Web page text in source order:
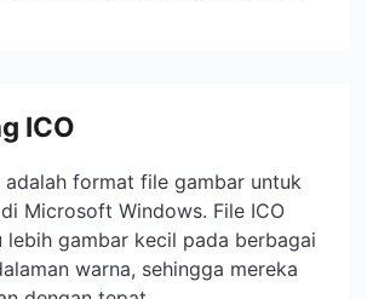
ICO
adalah format file gambar untuk
Microsoft Windows. File ICO
lebih gambar kecil pada berbagai
warna, sehingga mereka